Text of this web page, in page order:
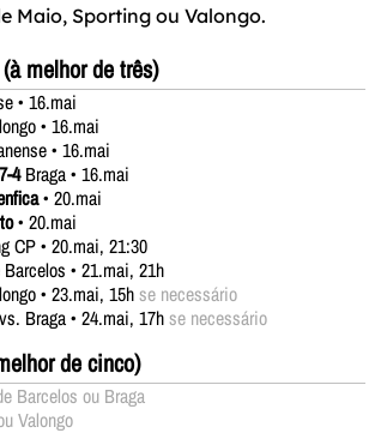
Maio, Sporting ou Valongo.
melhor de três)
• 16.mai
• 16.mai
• 16.mai
4Braga • 16.mai
• 20.mai
• 20.mai
CP • 20.mai, 21:30
• 21.mai, 21h
• 23.mai, 15hse necessário
Braga • 24.mai, 17hse necessário
de cinco)
Barcelos ou Braga
Valongo